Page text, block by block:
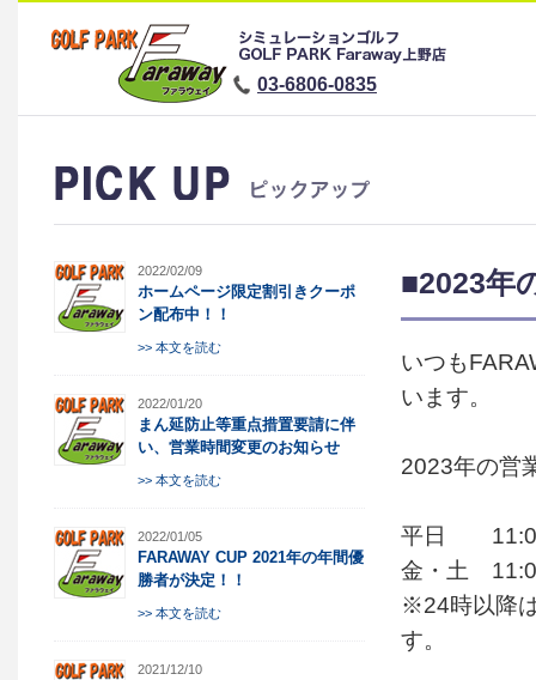
03-6806-0835
2022/02/09
ホームページ限定割引きクーポ
ン配布中！！
>> 本文を読む
2022/01/20
まん延防止等重点措置要請に伴
い、営業時間変更のお知らせ
>> 本文を読む
2022/01/05
FARAWAY CUP 2021年の年間優
勝者が決定！！
>> 本文を読む
2021/12/10
■2023年
いつも
います。
2023年の営
平日
金・土
※24時以降
す。